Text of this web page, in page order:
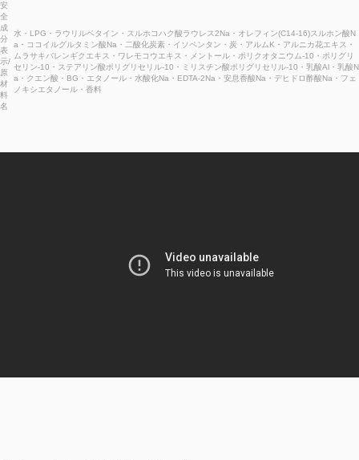
安
全
成
分
表
示/
原
材
料
名
水・LPG・ラウリルベタイン・スルホコハク酸ラウレス2Na・オレフィン(C14-16)スルホン酸N
a・ココイルグルタミン酸Na・二酸化炭素・イソペンタン・炭・アルムK・アルニカ花エキス・
ムラサキバレンギクエキス・ワレモコウエキス・メントール・ポリクオタニウム-10・ポリグリ
セリン-10・ステアリン酸ポリグリセリル-10・ミリスチン酸ポリグリセリル-10・乳酸Al・乳酸N
a・クエン酸・BG・エタノール・水酸化Na・EDTA-2Na・安息香酸Na・デヒドロ酢酸Na・フェ
ノキシエタノール・香料